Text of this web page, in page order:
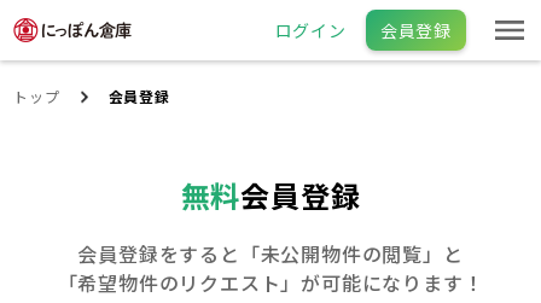
ログイン 会員登録
トップ 会員登録
無料会員登録
会員登録をすると「未公開物件の閲覧」と
「希望物件のリクエスト」が可能になります！